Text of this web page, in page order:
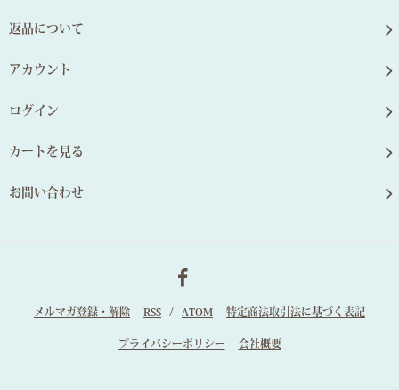
返品について
アカウント
ログイン
カートを見る
お問い合わせ
メルマガ登録・解除 RSS / ATOM 特定商法取引法に基づく表記
プライバシーポリシー 会社概要